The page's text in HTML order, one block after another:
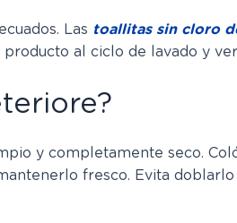
Las toallitas sin cloro
al ciclo de lavado y
y completamente seco.
fresco. Evita doblarlo